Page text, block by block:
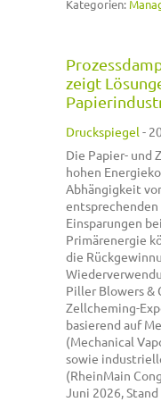
Kategorien:
zeigt
Druckspiegel -
Die Papier- und
hohen
Abhängigkeit
entsprechenden
Einsparungen
Primärenergie
die
Piller Blowers &
Zellcheming-
basierend auf
(Mechanical
sowie
(RheinMain
Juni 2026,